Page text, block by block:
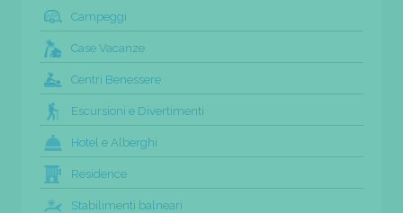
Campeggi
Case Vacanze
Centri Benessere
Escursioni e Divertimenti
Hotel e Alberghi
Residence
Stabilimenti balneari